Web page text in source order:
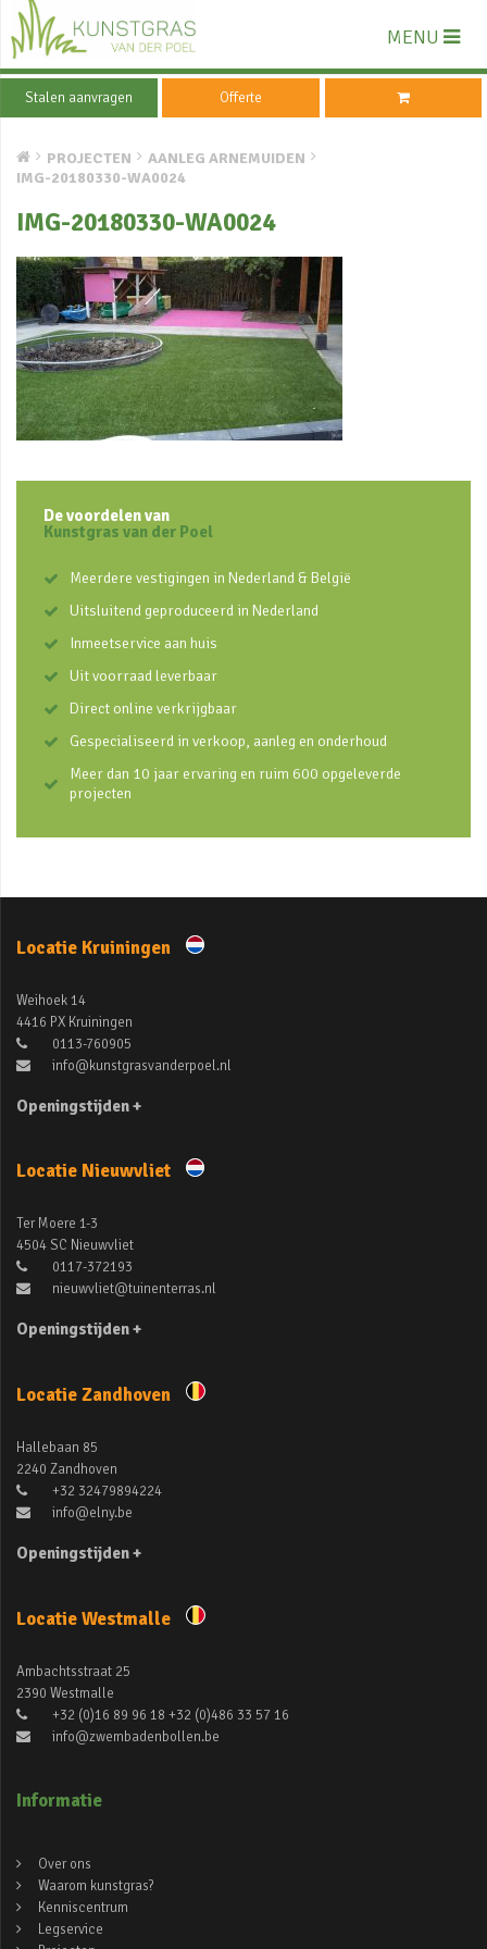
MENU
Stalen aanvragen Offerte
PROJECTEN
AANLEG ARNEMUIDEN
IMG-20180330-WA0024
IMG-20180330-WA0024
De voordelen van
Kunstgras van der Poel
Meerdere vestigingen in Nederland & België
Uitsluitend geproduceerd in Nederland
Inmeetservice aan huis
Uit voorraad leverbaar
Direct online verkrijgbaar
Gespecialiseerd in verkoop, aanleg en onderhoud
Meer dan 10 jaar ervaring en ruim 600 opgeleverde
projecten
Locatie Kruiningen
Weihoek 14
4416 PX Kruiningen
0113-760905
info@kunstgrasvanderpoel.nl
Openingstijden +
Locatie Nieuwvliet
Ter Moere 1-3
4504 SC Nieuwvliet
0117-372193
nieuwvliet@tuinenterras.nl
Openingstijden +
Locatie Zandhoven
Hallebaan 85
2240 Zandhoven
+32 32479894224
info@elny.be
Openingstijden +
Locatie Westmalle
Ambachtsstraat 25
2390 Westmalle
+32 (0)16 89 96 18 +32 (0)486 33 57 16
info@zwembadenbollen.be
Informatie
Over ons
Waarom kunstgras?
Kenniscentrum
Legservice